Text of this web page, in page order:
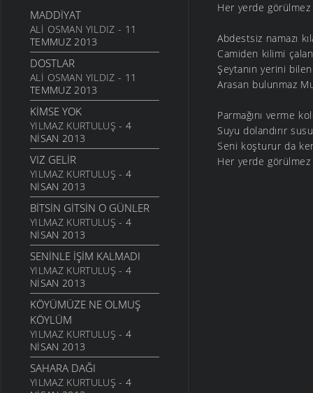
SEVGI ÜSTÜNE
6 MART 2006
ANLATAMADIK
6 MART 2006
GEL
6 MART 2006
ANNE
6 MART 2006
NATAŞA
6 MART 2006
ACABA
6 MART 2006
DOLUDUR
6 MART 2006
DAHASI VAR
6 MART 2006
ÖĞRETMENI GÖR
6 MART 2006
ÇORUH
6 MART 2006
SANA MUHTACIM
6 MART 2006
MADDIYAT
ALI OSMAN YILDIZ - 11
TEMMUZ 2013
DOSTLAR
ALI OSMAN YILDIZ - 11
TEMMUZ 2013
KIMSE YOK
YILMAZ KURTULUŞ - 4
NISAN 2013
VIZ GELIR
YILMAZ KURTULUŞ - 4
NISAN 2013
BITSIN GITSIN O GÜNLER
YILMAZ KURTULUŞ - 4
NISAN 2013
SENINLE İŞIM KALMADI
YILMAZ KURTULUŞ - 4
NISAN 2013
KÖYÜMÜZE NE OLMUŞ
KÖYLÜM
YILMAZ KURTULUŞ - 4
NISAN 2013
SAHARA DAĞI
YILMAZ KURTULUŞ - 4
Her yerde
Abdestsiz namazı
Camiden kilimi
Şeytanın yerini
Arasan bulunmaz
Parmağını verme
Suyu dolandırır
Seni koşturur da
Her yerde